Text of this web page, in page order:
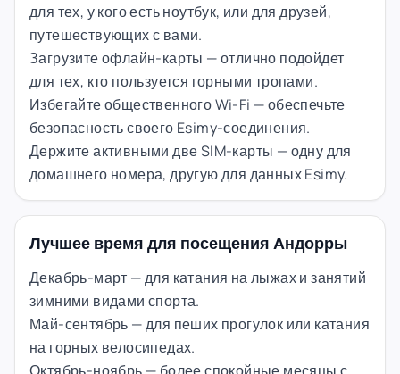
для тех, у кого есть ноутбук, или для друзей,
путешествующих с вами.
Загрузите офлайн-карты — отлично подойдет
для тех, кто пользуется горными тропами.
Избегайте общественного Wi-Fi — обеспечьте
безопасность своего Esimy-соединения.
Держите активными две SIM-карты — одну для
домашнего номера, другую для данных Esimy.
Лучшее время для посещения Андорры
Декабрь-март — для катания на лыжах и занятий
зимними видами спорта.
Май-сентябрь — для пеших прогулок или катания
на горных велосипедах.
Октябрь-ноябрь — более спокойные месяцы с